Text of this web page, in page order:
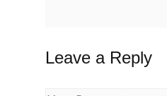
Leave a Reply